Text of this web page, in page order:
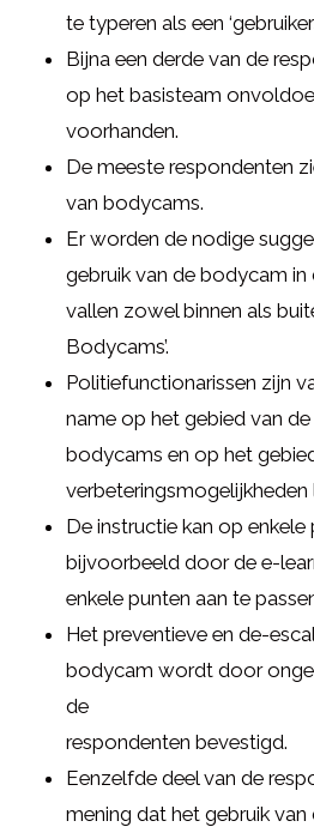
te typeren als een
Bijna een derde van de
op het basisteam
voorhanden.
De meeste respondenten
van bodycams.
Er worden de nodige
gebruik van de bodycam in
vallen zowel binnen als
Bodycams’.
Politiefunctionarissen zijn
name op het gebied van
bodycams en op het
verbeteringsmogelijkheden
De instructie kan op enkele
bijvoorbeeld door de e-
enkele punten aan te
Het preventieve en de-
bodycam wordt door
de
respondenten bevestigd.
Eenzelfde deel van de
mening dat het gebruik